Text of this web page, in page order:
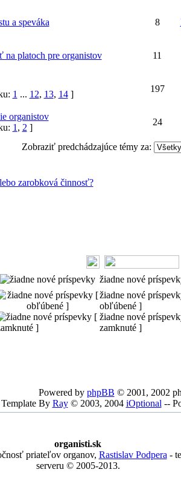
a speváka 8
na platoch pre organistov 11
1 ... 12, 13, 14]
197
organistov
1 , 2 ]
24
Zobraziť predchádzajúce témy za:
zarobková činnosť?
žiadne nové
žiadne nové
obľúbené ]
žiadne nové
zamknuté ]
Powered by phpBB © 2001, 2002
By Ray© 2003, 2004 iOptional --
organisti.sk
priateľov organov, Rastislav Podpera -
serveru © 2005-2013.